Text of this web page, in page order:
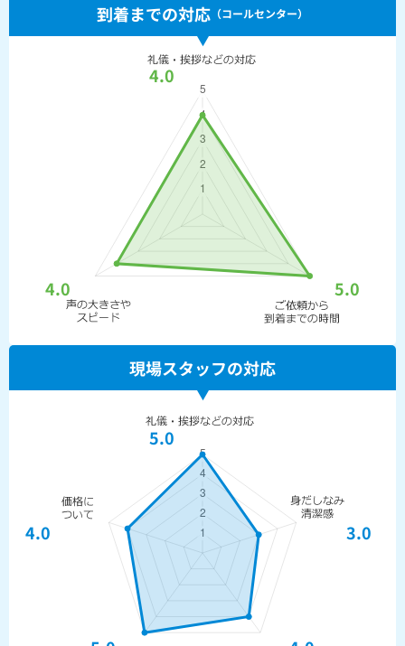
到着までの対応 （コールセンター）
4.0
4.0 5.0
現場スタッフの対応
5.0
3.0
4.0